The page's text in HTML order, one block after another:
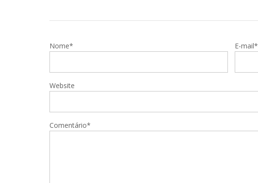
Nome* E-mail*
Website
Comentário*